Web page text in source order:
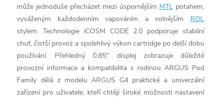
může jednoduše přecházet mezi úspornějším MTLpotahem,
vyváženým každodenním vapováním a volnějším RDL
stylem. Technologie iCOSM CODE 2.0 podporuje stabilní
chuť, čistší provoz a spolehlivý výkon cartridge po delší dobu
používání. Přehledný 0.85" displej zobrazuje důležité
provozní informace a kompatibilita s rodinou ARGUS Pod
Family dělá z modelu ARGUS G4 praktické a univerzální
zařízení pro uživatele, kteří chtějí široké možnosti nastavení